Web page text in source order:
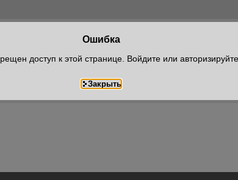
Ошибка
доступ к этой странице. Войдите или